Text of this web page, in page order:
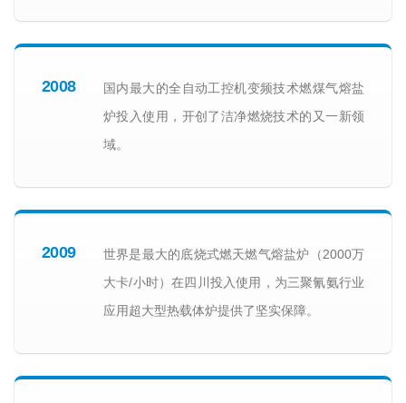
2008
国内最大的全自动工控机变频技术燃煤气熔盐
炉投入使用，开创了洁净燃烧技术的又一新领
域。
2009
世界是最大的底烧式燃天燃气熔盐炉（2000万
大卡/小时）在四川投入使用，为三聚氰氨行业
应用超大型热载体炉提供了坚实保障。